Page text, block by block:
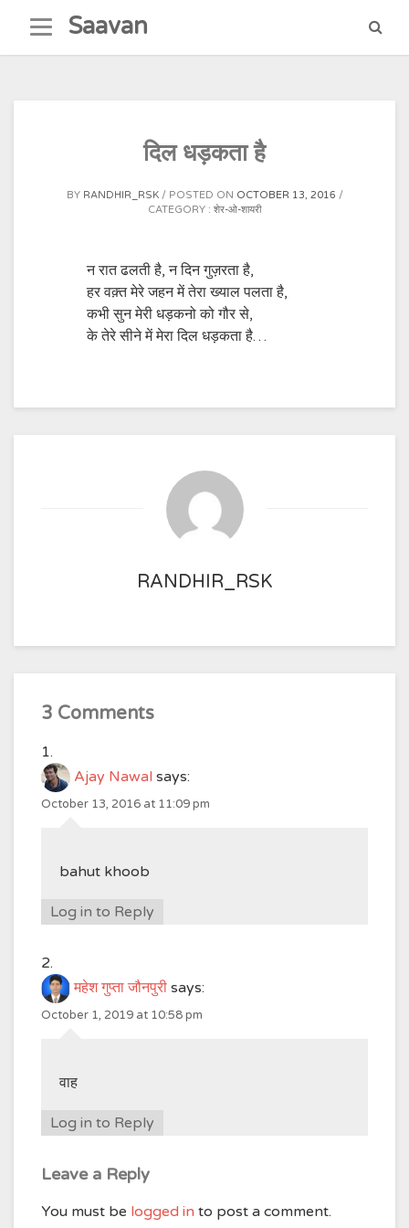
content
Saavan
दिल धड़कता है
BY RANDHIR_RSK POSTED ON OCTOBER 13, 2016
CATEGORY : शेर-ओ-शायरी
न रात ढलती है, न दिन गुज़रता है,
हर वक़्त मेरे जहन में तेरा ख्याल पलता है,
कभी सुन मेरी धड़कनो को गौर से,
के तेरे सीने में मेरा दिल धड़कता है…
RANDHIR_RSK
3 Comments
Ajay Nawal says:
October 13, 2016 at 11:09 pm
bahut khoob
Log in to Reply
महेश गुप्ता जौनपुरी says:
October 1, 2019 at 10:58 pm
वाह
Log in to Reply
Leave a Reply
You must be logged in to post a comment.